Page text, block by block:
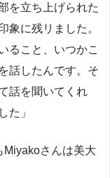
を立ち上げられた
象に残リました。
ること、いつかこ
話したんです。そ
話を聞いてくれ
た」
さんは美大